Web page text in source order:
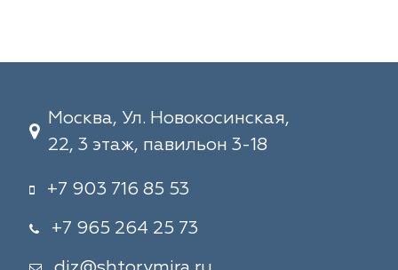
Москва, Ул. Новокосинская,
22, 3 этаж, павильон 3-18
+7 903 716 85 53
+7 965 264 25 73